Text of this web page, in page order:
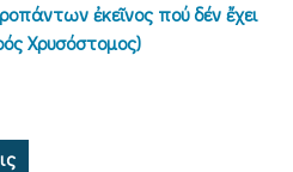
ἐκεῖνος πού δέν ἔχει
Χρυσόστομος)